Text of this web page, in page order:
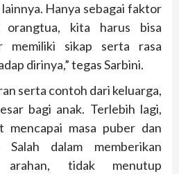
Hanya sebagai faktor
orangtua, kita harus bisa
memiliki sikap serta rasa
dirinya,” tegas Sarbini.
serta contoh dari keluarga,
bagi anak. Terlebih lagi,
mencapai masa puber dan
dalam memberikan
tidak menutup